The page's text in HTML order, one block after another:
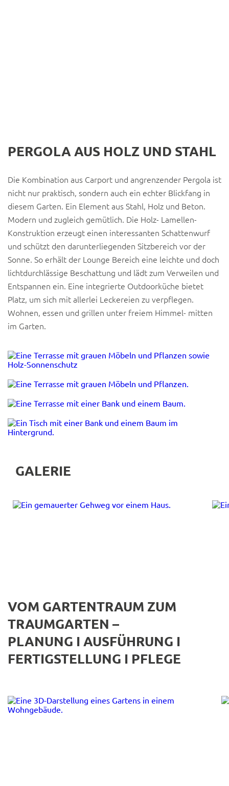
PERGOLA AUS HOLZ UND STAHL
Die Kombination aus Carport und angrenzender Pergola ist
nicht nur praktisch, sondern auch ein echter Blickfang in
diesem Garten. Ein Element aus Stahl, Holz und Beton.
Modern und zugleich gemütlich. Die Holz- Lamellen-
Konstruktion erzeugt einen interessanten Schattenwurf
und schützt den darunterliegenden Sitzbereich vor der
Sonne. So erhält der Lounge Bereich eine leichte und doch
lichtdurchlässige Beschattung und lädt zum Verweilen und
Entspannen ein. Eine integrierte Outdoorküche bietet
Platz, um sich mit allerlei Leckereien zu verpflegen.
Wohnen, essen und grillen unter freiem Himmel- mitten
im Garten.
GALERIE
VOM GARTENTRAUM ZUM
TRAUMGARTEN –
PLANUNG I AUSFÜHRUNG I
FERTIGSTELLUNG I PFLEGE